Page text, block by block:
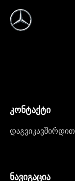
კონტაქტი
დაგვიკავშირდით
ნავიგაცია